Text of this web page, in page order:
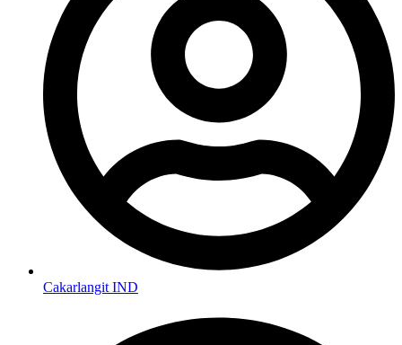
Cakarlangit IND